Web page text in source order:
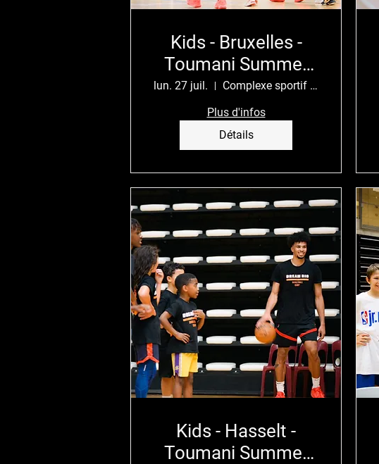
Kids - Bruxelles -
Toumani Summer
Camp
lun. 27 juil.
Complexe sportif de Neder-Over-Heembeek
Plus d'infos
Détails
Kids - Hasselt -
Toumani Summer